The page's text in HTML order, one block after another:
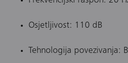
Osjetljivost: 110 dB
Tehnologija povezivanja: